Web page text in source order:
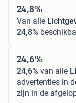
24,8%
Van alle
24,8%
24,6%
24,6% van alle
advertenties in
zijn in de